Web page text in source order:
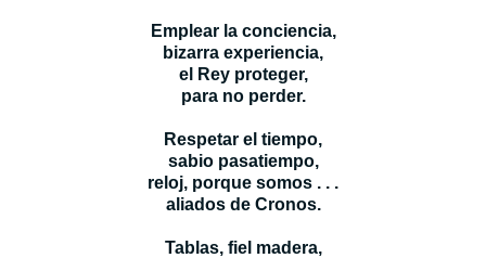
Emplear la conciencia,
bizarra experiencia,
el Rey proteger,
para no perder.
Respetar el tiempo,
sabio pasatiempo,
reloj, porque somos . . .
aliados de Cronos.
Tablas, fiel madera,